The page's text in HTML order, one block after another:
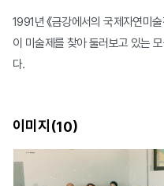
1991년 《금강에서의 국제자연미
이 미술제를 찾아 둘러보고 있는
다.
이미지(10)